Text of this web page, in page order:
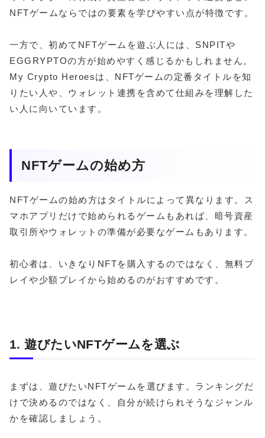
NFTゲームならではの要素を学びやすい点が特徴です。
一方で、初めてNFTゲームを遊ぶ人には、SNPITや
EGGRYPTOの方が始めやすく感じるかもしれません。
My Crypto Heroesは、NFTゲームの定番タイトルを知
りたい人や、ウォレット連携を含めて仕組みを理解した
い人に向いています。
NFTゲームの始め方
NFTゲームの始め方はタイトルによって異なります。ス
マホアプリだけで始められるゲームもあれば、暗号資産
取引所やウォレットの準備が必要なゲームもあります。
初心者は、いきなりNFTを購入するのではなく、無料プ
レイや少額プレイから始めるのがおすすめです。
1. 遊びたいNFTゲームを選ぶ
まずは、遊びたいNFTゲームを選びます。ランキングだ
けで決めるのではなく、自分が続けられそうなジャンル
かを確認しましょう。